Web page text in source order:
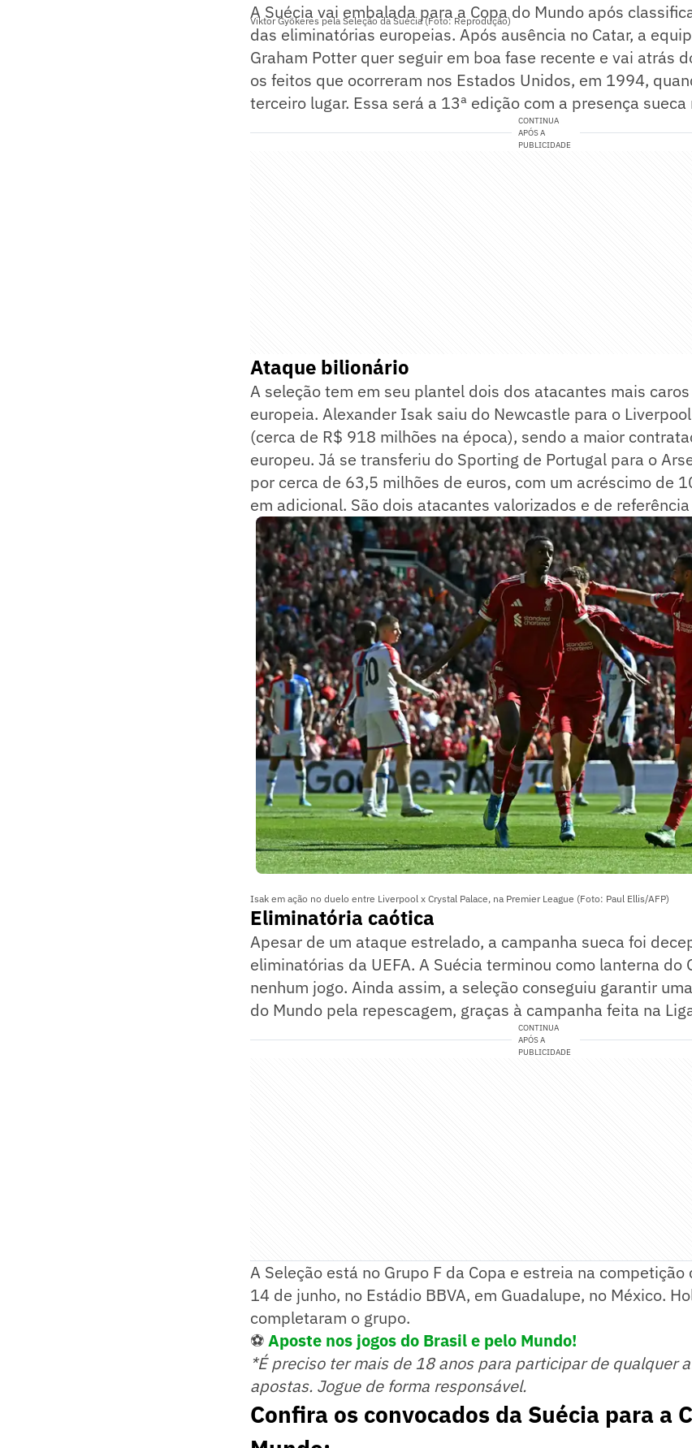
Viktor Gyökeres pela Seleção da Suécia (Foto: Reprodução)
A Suécia vai embalada para a Copa do Mundo após
das eliminatórias europeias. Após ausência no Catar, a
Graham Potter quer seguir em boa fase recente e vai atrás
os feitos que ocorreram nos Estados Unidos, em 1994,
terceiro lugar. Essa será a 13ª edição com a presença sueca
CONTINUA
APÓS A
PUBLICIDADE
Ataque bilionário
A seleção tem em seu plantel dois dos atacantes mais
europeia. Alexander Isak saiu do Newcastle para o
(cerca de R$ 918 milhões na época), sendo a maior
europeu. Já se transferiu do Sporting de Portugal para o
por cerca de 63,5 milhões de euros, com um acréscimo de
em adicional. São dois atacantes valorizados e de
Isak em ação no duelo entre Liverpool x Crystal Palace, na Premier League (Foto: Paul Ellis/AFP)
Eliminatória caótica
Apesar de um ataque estrelado, a campanha sueca foi
eliminatórias da UEFA. A Suécia terminou como lanterna do
nenhum jogo. Ainda assim, a seleção conseguiu garantir
do Mundo pela repescagem, graças à campanha feita na
CONTINUA
APÓS A
PUBLICIDADE
A Seleção está no Grupo F da Copa e estreia na competição
14 de junho, no Estádio BBVA, em Guadalupe, no México.
completaram o grupo.
⚽Aposte nos jogos do Brasil e pelo Mundo!
*É preciso ter mais de 18 anos para participar de qualquer
apostas. Jogue de forma responsável.
Confira os convocados da Suécia para a